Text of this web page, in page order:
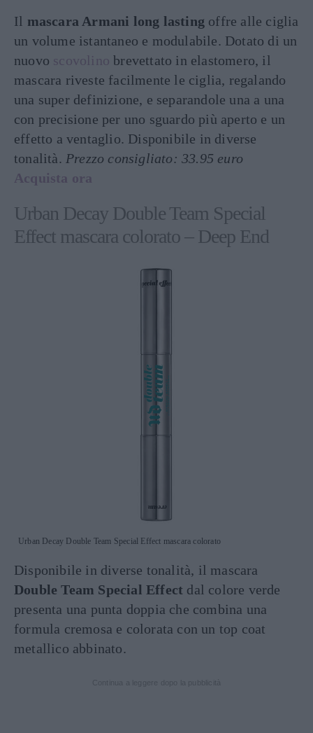
Il mascara Armani long lasting offre alle ciglia
un volume istantaneo e modulabile. Dotato di un
nuovo scovolino brevettato in elastomero, il
mascara riveste facilmente le ciglia, regalando
una super definizione, e separandole una a una
con precisione per uno sguardo più aperto e un
effetto a ventaglio. Disponibile in diverse
tonalità. Prezzo consigliato: 33.95 euro
Acquista ora
Urban Decay Double Team Special
Effect mascara colorato – Deep End
Urban Decay Double Team Special Effect mascara colorato
Disponibile in diverse tonalità, il mascara
Double Team Special Effect dal colore verde
presenta una punta doppia che combina una
formula cremosa e colorata con un top coat
metallico abbinato.